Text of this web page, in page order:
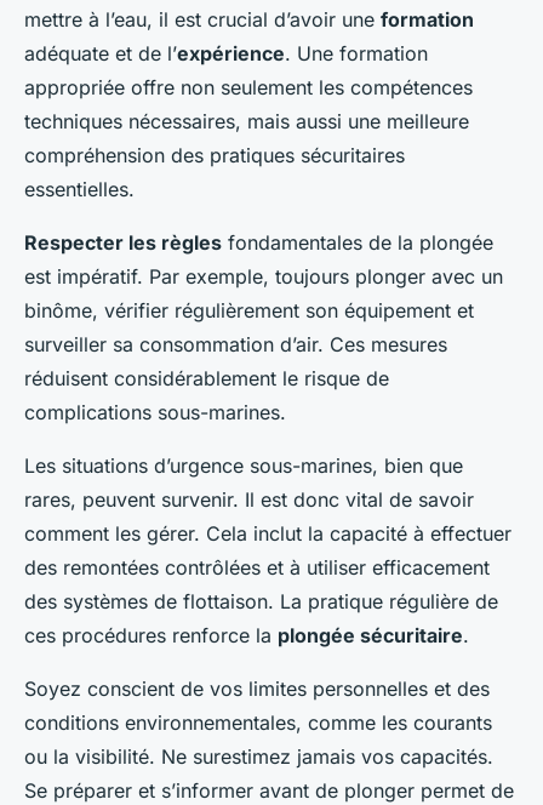
mettre à l’eau, il est crucial d’avoir une formation
adéquate et de l’expérience. Une formation
appropriée offre non seulement les compétences
techniques nécessaires, mais aussi une meilleure
compréhension des pratiques sécuritaires
essentielles.
Respecter les règles fondamentales de la plongée
est impératif. Par exemple, toujours plonger avec un
binôme, vérifier régulièrement son équipement et
surveiller sa consommation d’air. Ces mesures
réduisent considérablement le risque de
complications sous-marines.
Les situations d’urgence sous-marines, bien que
rares, peuvent survenir. Il est donc vital de savoir
comment les gérer. Cela inclut la capacité à effectuer
des remontées contrôlées et à utiliser efficacement
des systèmes de flottaison. La pratique régulière de
ces procédures renforce la plongée sécuritaire.
Soyez conscient de vos limites personnelles et des
conditions environnementales, comme les courants
ou la visibilité. Ne surestimez jamais vos capacités.
Se préparer et s’informer avant de plonger permet de